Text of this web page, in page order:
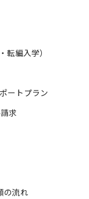
転編入学）
ートプラン
求
の流れ